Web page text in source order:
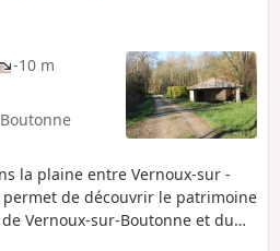
-10 m
la plaine entre Vernoux-sur -
permet de découvrir le patrimoine
Vernoux-sur-Boutonne et du